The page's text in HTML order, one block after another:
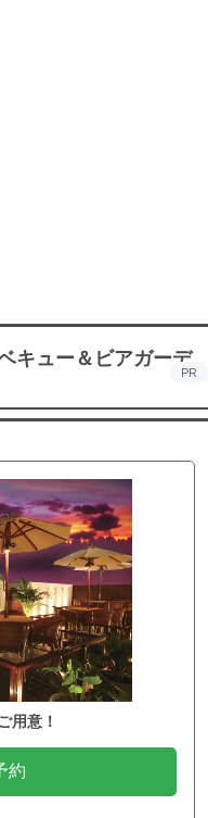
キュー＆ビアガーデ
PR
用意！
約